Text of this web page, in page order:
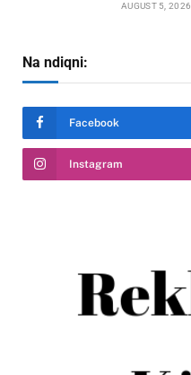
AUGUST 5, 2026
Na ndiqni:
Facebook
Instagram